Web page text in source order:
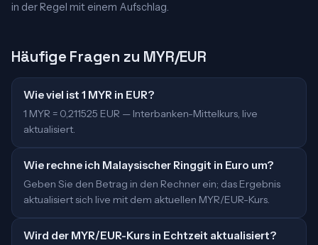
in der Regel mit einem Aufschlag.
Häufige Fragen zu MYR/EUR
Wie viel ist 1 MYR in EUR?
1 MYR = 0,211525 EUR — Interbanken-Mittelkurs, live
aktualisiert.
Wie rechne ich Malaysischer Ringgit in Euro um?
Geben Sie den Betrag in den Rechner ein; das Ergebnis
aktualisiert sich live mit dem aktuellen MYR/EUR-Kurs.
Wird der MYR/EUR-Kurs in Echtzeit aktualisiert?